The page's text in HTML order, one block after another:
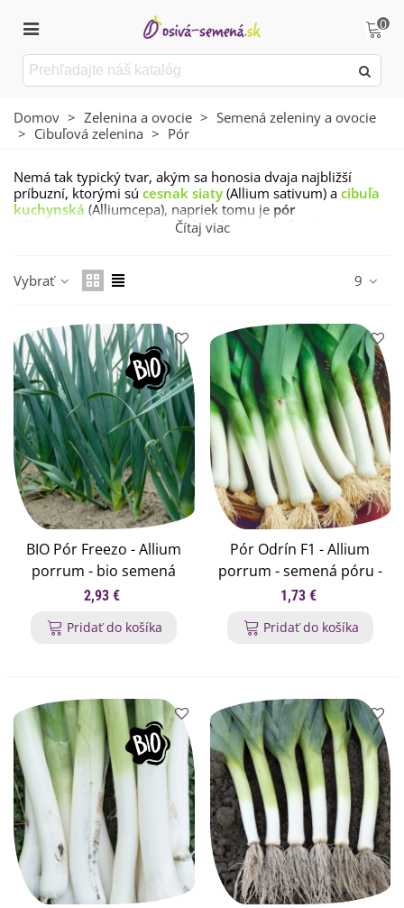
0
Domov > Zelenina a ovocie > Semená zeleniny a ovocie
> Cibuľová zelenina > Pór
Nemá tak typický tvar, akým sa honosia dvaja najbližší
príbuzní, ktorými sú cesnak siaty (Allium sativum) a cibuľa
kuchynská (Alliumcepa), napriek tomu je pór
(Alliumporrum) zaraďovaný do zeleniny cibuľovej.
veľmi bohatú ružicu plochých listov. Tie sú tiež zásobárňou
výbornej dužiny a obsahujú množstvo minerálnych látok,
vôňu a šťavnatosť. Sortiment póru je široký, tradičné sú
póry ozimné, odolné voči mrazom hlboko pod nulou.
Existujú však ajodrody jesenné a letné.Má močopudné
účinky, jeho konzumácia sa odporúča pri liečbe reumy a pri
znižovaní cholesterolu; priaznivo pôsobí na cievnu a tráviacu
sústavu a podporuje mozgovú činnosť; rovnako ovplyvňuje
činnosťimunitného systému a pomáha hojeniu rán - má
protibakteriálne, protivírusové aj protikvasinkové účinky.
Čítaj viac
Vybrať 9
BIO Pór Freezo - Allium
porrum - bio semená
póru - 100 ks
2,93 €
Pridať do košíka
Pór Odrín F1 - Allium
porrum - semená póru -
70 ks
1,73 €
Pridať do košíka